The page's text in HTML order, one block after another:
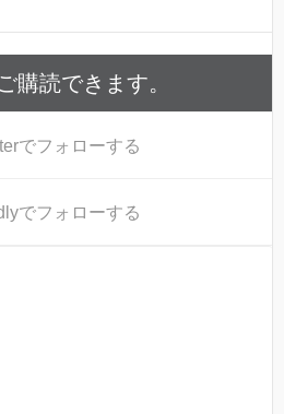
購読できます。
でフォローする
でフォローする